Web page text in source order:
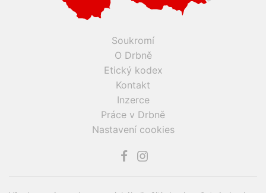
Soukromí
O Drbně
Etický kodex
Kontakt
Inzerce
Práce v Drbně
Nastavení cookies